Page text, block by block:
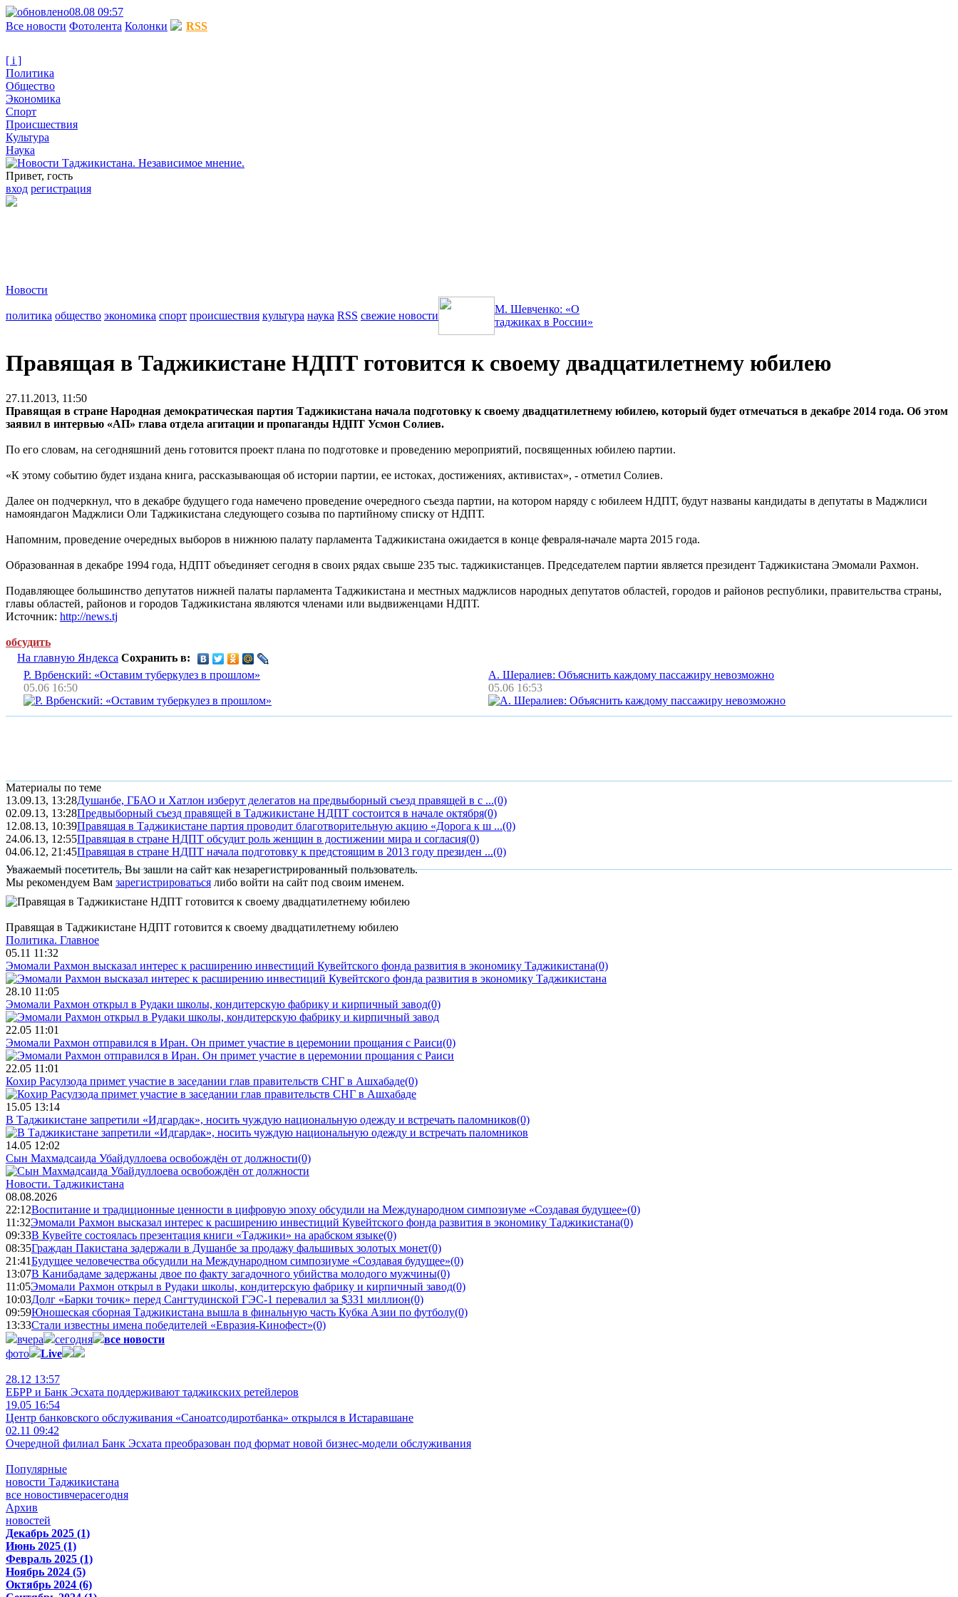
08.08 09:57
Все новости Фотолента Колонки RSS
[ i ]
Политика
Общество
Экономика
Спорт
Происшествия
Культура
Наука
Привет, гость
вход регистрация
Новости
политика общество экономика спорт происшествия культура наука RSS свежие новости
М. Шевченко: «О
таджиках в России»
Правящая в Таджикистане НДПТ готовится к своему двадцатилетнему юбилею
27.11.2013, 11:50
Правящая в стране Народная демократическая партия Таджикистана начала подготовку к своему двадцатилетнему юбилею, который будет отмечаться в декабре 2014 года. Об этом
заявил в интервью «АП» глава отдела агитации и пропаганды НДПТ Усмон Солиев.
По его словам, на сегодняшний день готовится проект плана по подготовке и проведению мероприятий, посвященных юбилею партии.
«К этому событию будет издана книга, рассказывающая об истории партии, ее истоках, достижениях, активистах», - отметил Солиев.
Далее он подчеркнул, что в декабре будущего года намечено проведение очередного съезда партии, на котором наряду с юбилеем НДПТ, будут названы кандидаты в депутаты в Маджлиси
намояндагон Маджлиси Оли Таджикистана следующего созыва по партийному списку от НДПТ.
Напомним, проведение очередных выборов в нижнюю палату парламента Таджикистана ожидается в конце февраля-начале марта 2015 года.
Образованная в декабре 1994 года, НДПТ объединяет сегодня в своих рядах свыше 235 тыс. таджикистанцев. Председателем партии является президент Таджикистана Эмомали Рахмон.
Подавляющее большинство депутатов нижней палаты парламента Таджикистана и местных маджлисов народных депутатов областей, городов и районов республики, правительства страны,
главы областей, районов и городов Таджикистана являются членами или выдвиженцами НДПТ.
Источник: http://news.tj
обсудить
На главную Яндекса Сохранить в:
Р. Врбенский: «Оставим туберкулез в прошлом»
05.06 16:50
А. Шералиев: Объяснить каждому пассажиру невозможно
05.06 16:53
Материалы по теме
13.09.13, 13:28Душанбе, ГБАО и Хатлон изберут делегатов на предвыборный съезд правящей в с ...(0)
02.09.13, 13:28Предвыборный съезд правящей в Таджикистане НДПТ состоится в начале октября(0)
12.08.13, 10:39Правящая в Таджикистане партия проводит благотворительную акцию «Дорога к ш ...(0)
24.06.13, 12:55Правящая в стране НДПТ обсудит роль женщин в достижении мира и согласия(0)
04.06.12, 21:45Правящая в стране НДПТ начала подготовку к предстоящим в 2013 году президен ...(0)
Уважаемый посетитель, Вы зашли на сайт как незарегистрированный пользователь.
Мы рекомендуем Вам зарегистрироваться либо войти на сайт под своим именем.
Правящая в Таджикистане НДПТ готовится к своему двадцатилетнему юбилею
Политика. Главное
05.11 11:32
Эмомали Рахмон высказал интерес к расширению инвестиций Кувейтского фонда развития в экономику Таджикистана(0)
28.10 11:05
Эмомали Рахмон открыл в Рудаки школы, кондитерскую фабрику и кирпичный завод(0)
22.05 11:01
Эмомали Рахмон отправился в Иран. Он примет участие в церемонии прощания с Раиси(0)
22.05 11:01
Кохир Расулзода примет участие в заседании глав правительств СНГ в Ашхабаде(0)
15.05 13:14
В Таджикистане запретили «Идгардак», носить чуждую национальную одежду и встречать паломников(0)
14.05 12:02
Сын Махмадсаида Убайдуллоева освобождён от должности(0)
Новости. Таджикистана
08.08.2026
22:12Воспитание и традиционные ценности в цифровую эпоху обсудили на Международном симпозиуме «Создавая будущее»(0)
11:32Эмомали Рахмон высказал интерес к расширению инвестиций Кувейтского фонда развития в экономику Таджикистана(0)
09:33В Кувейте состоялась презентация книги «Таджики» на арабском языке(0)
08:35Граждан Пакистана задержали в Душанбе за продажу фальшивых золотых монет(0)
21:41Будущее человечества обсудили на Международном симпозиуме «Создавая будущее»(0)
13:07В Канибадаме задержаны двое по факту загадочного убийства молодого мужчины(0)
11:05Эмомали Рахмон открыл в Рудаки школы, кондитерскую фабрику и кирпичный завод(0)
10:03Долг «Барки точик» перед Сангтудинской ГЭС-1 перевалил за $331 миллион(0)
09:59Юношеская сборная Таджикистана вышла в финальную часть Кубка Азии по футболу(0)
13:33Стали известны имена победителей «Евразия-Кинофест»(0)
вчера
сегодня
все новости
фото
Live
28.12 13:57
ЕБРР и Банк Эсхата поддерживают таджикских ретейлеров
19.05 16:54
Центр банковского обслуживания «Саноатсодиротбанка» открылся в Истаравшане
02.11 09:42
Очередной филиал Банк Эсхата преобразован под формат новой бизнес-модели обслуживания
Популярные
новости Таджикистана
все новостивчерасегодня
Архив
новостей
Декабрь 2025 (1)
Июнь 2025 (1)
Февраль 2025 (1)
Ноябрь 2024 (5)
Октябрь 2024 (6)